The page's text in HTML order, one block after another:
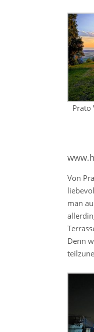
Prato
Von
man
Denn